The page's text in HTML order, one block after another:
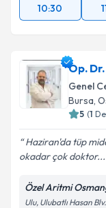
10:30
Op.
Genel
Bursa,
5 (1
Haziran'da tüp
okadar çok doktor...
Özel Aritmi
Ulu, Ulubatlı Hasan